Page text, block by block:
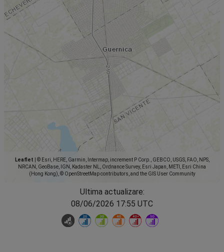
Leaflet
© Esri, HERE, Garmin, Intermap, increment P Corp., GEBCO, USGS, FAO, NPS,
NRCAN, GeoBase, IGN, Kadaster NL, Ordnance Survey, Esri Japan, METI, Esri China
(Hong Kong), © OpenStreetMap contributors, and the GIS User Community
Ultima actualizare:
08/06/2026 17:55 UTC